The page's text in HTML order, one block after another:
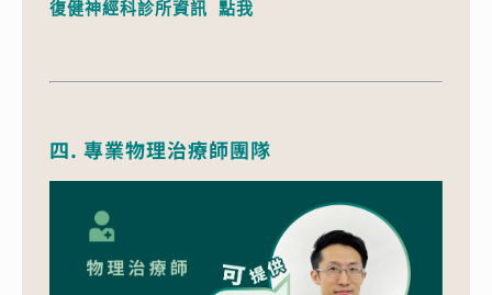
復健神經科診所資訊 點我
四. 專業物理治療師團隊